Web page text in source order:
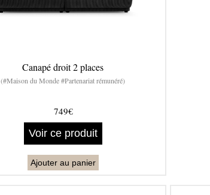
Canapé droit 2 places
(#Maison du Monde #Partenariat rémunéré)
749€
Voir ce produit
Ajouter au panier